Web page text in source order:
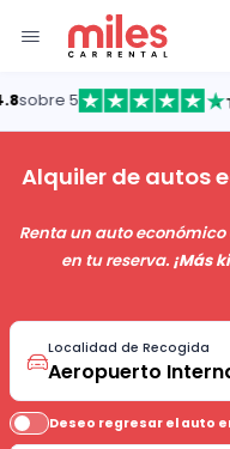
Alquiler de autos
Renta un auto
en tu reserva. ¡Más
Localidad de Recogida
Deseo regresar el auto